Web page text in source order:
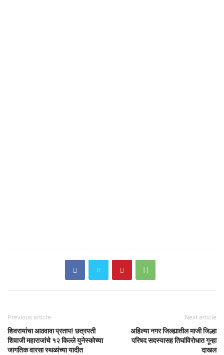
Previous article
शिवरायांचा आठवावा प्रताप! छत्रपती
शिवाजी महाराजांचे १२ किल्ले युनेस्कोच्या
जागतिक वारसा स्थळांच्या यादीत
Next article
अहिल्या नगर जिल्ह्यातील माजी जिल्हा
परिषद सदस्यासह तिघांविरोधात गून्हा
दाखल